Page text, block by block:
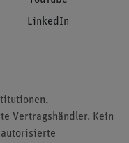
LinkedIn
Vertragshändler. Kein